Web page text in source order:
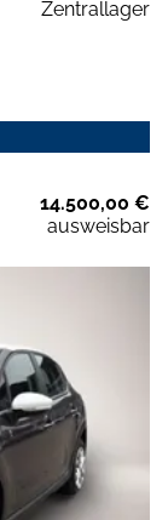
Zentrallager
14.500,00 €
ausweisbar